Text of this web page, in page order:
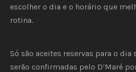
escolher o dia e o horário que
rotina.
Só são aceites reservas para o
serão confirmadas pelo D’Maré